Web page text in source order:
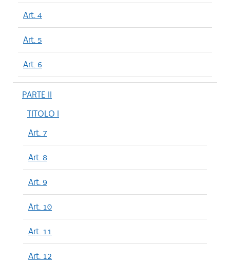
Art. 4
Art. 5
Art. 6
PARTE II
TITOLO I
Art. 7
Art. 8
Art. 9
Art. 10
Art. 11
Art. 12